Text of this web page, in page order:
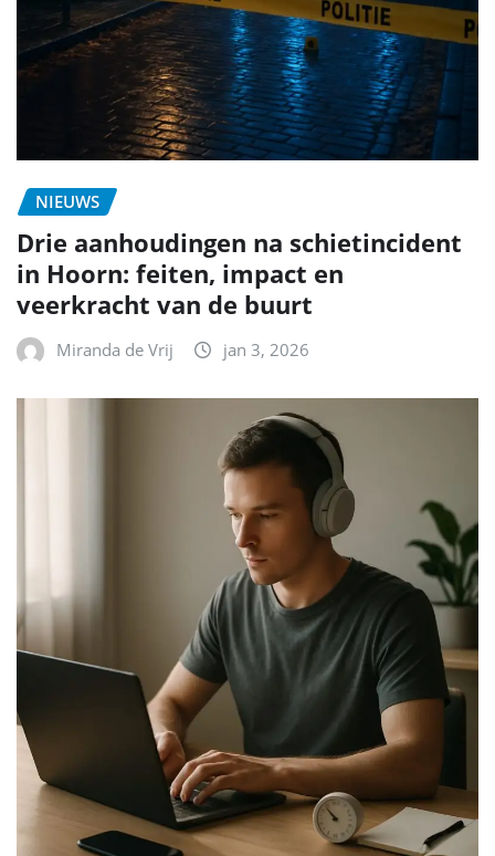
NIEUWS
Drie aanhoudingen na schietincident
in Hoorn: feiten, impact en
veerkracht van de buurt
Miranda de Vrij jan 3, 2026